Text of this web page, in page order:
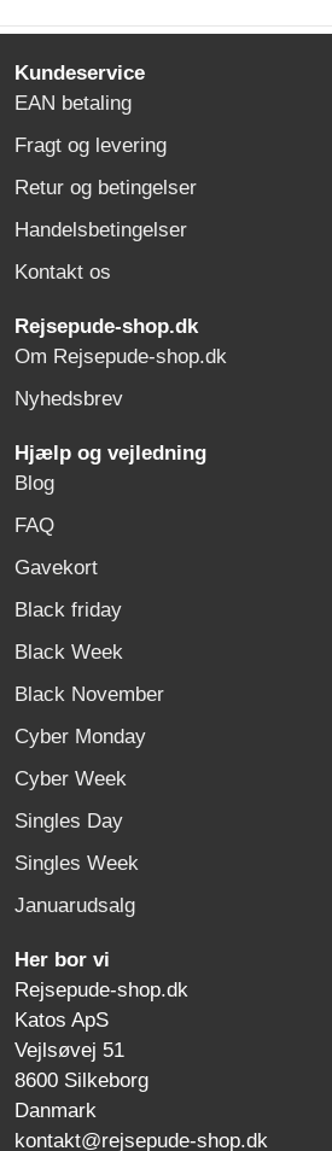
Kundeservice
EAN betaling
Fragt og levering
Retur og betingelser
Handelsbetingelser
Kontakt os
Rejsepude-shop.dk
Om Rejsepude-shop.dk
Nyhedsbrev
Hjælp og vejledning
Blog
FAQ
Gavekort
Black friday
Black Week
Black November
Cyber Monday
Cyber Week
Singles Day
Singles Week
Januarudsalg
Her bor vi
Rejsepude-shop.dk
Katos ApS
Vejlsøvej 51
8600 Silkeborg
Danmark
kontakt@rejsepude-shop.dk